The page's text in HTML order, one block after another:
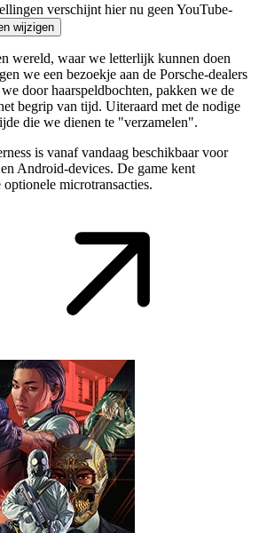
verschijnt hier nu geen YouTube-
wijzigen
wereld, waar we letterlijk kunnen doen
we een bezoekje aan de Porsche-dealers
door haarspeldbochten, pakken we de
begrip van tijd. Uiteraard met de nodige
die we dienen te "verzamelen".
is vanaf vandaag beschikbaar voor
Android-devices. De game kent
microtransacties.